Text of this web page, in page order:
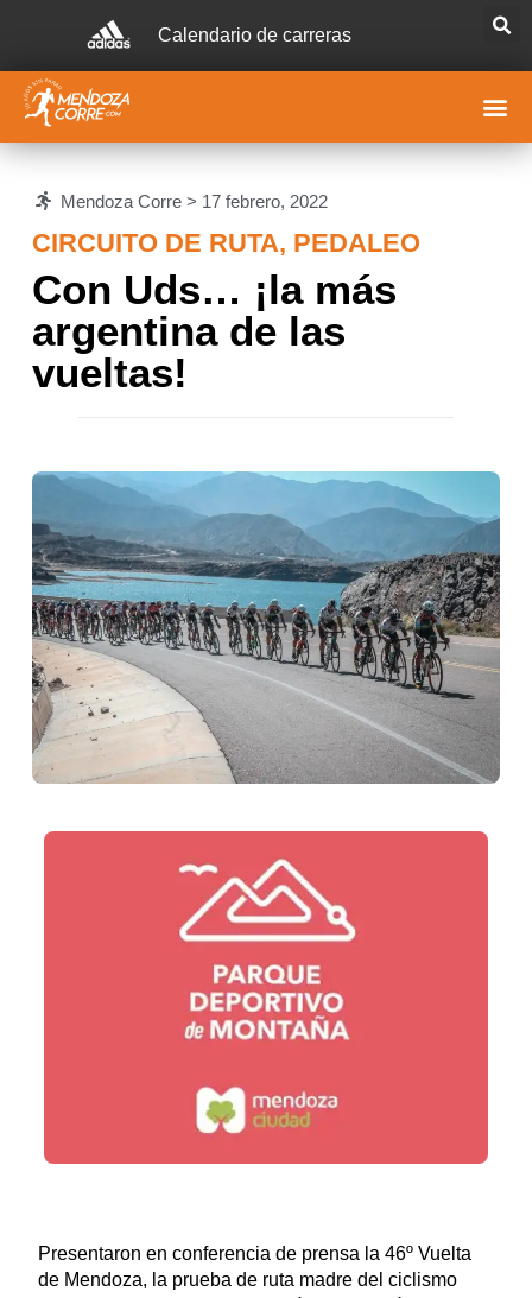
Calendario de carreras
Mendoza Corre > 17 febrero, 2022
CIRCUITO DE RUTA, PEDALEO
Con Uds… ¡la más
argentina de las
vueltas!
Presentaron en conferencia de prensa la 46º Vuelta
de Mendoza, la prueba de ruta madre del ciclismo